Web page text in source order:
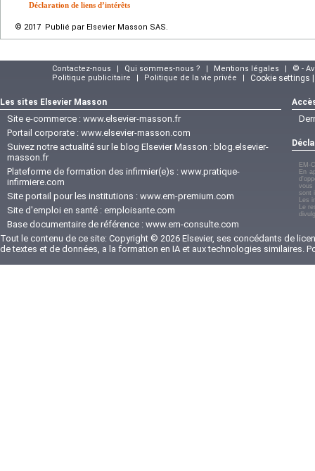
Déclaration de liens d’intérêts
© 2017 Publié par Elsevier Masson SAS.
Contactez-nous Qui sommes-nous ? Mentions légales
© -
Politique publicitaire
Politique de la vie privée Cookie settings
Les sites Elsevier Masson
Site e-commerce : www.elsevier-masson.fr
Portail corporate : www.elsevier-masson.com
Suivez notre actualité sur le blog Elsevier Masson : blog.elsevier-
masson.fr
Plateforme de formation des infirmier(e)s : www.pratique-
infirmiere.com
Site portail pour les institutions : www.em-premium.com
Site d'emploi en santé : emploisante.com
Base documentaire de référence : www.em-consulte.com
EM-
En
vous
sont
Les
Le
Tout le contenu de ce site: Copyright © 2026 Elsevier, ses concédants de
de textes et de données, a la formation en IA et aux technologies similaires.